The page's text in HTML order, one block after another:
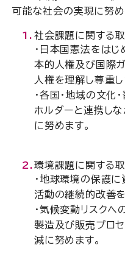
可能な社会の実現に努め
社会課題に関する
・日本国憲法をは
本的人権及び国際
人権を理解し尊重し
・各国・地域の文化
ホルダーと連携し
に努めます。
環境課題に関する
・地球環境の保護
活動の継続的改善を
・気候変動リスクへ
製造及び販売プロセ
減に努めます。